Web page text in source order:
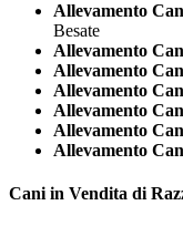
Allevamento
Besate
Allevamento
Allevamento
Allevamento
Allevamento
Allevamento
Allevamento
Cani in Vendita di